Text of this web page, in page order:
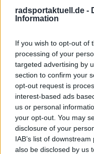
radsportaktuell.de -
Information
If you wish to opt-out of
processing of your
targeted advertising by
section to confirm your
opt-out request is
interest-based ads
us or personal
your opt-out. You may
disclosure of your
IAB’s list of
also be disclosed by us
Besucher 0
"Um Pogacar zu
schlagen, muss
stimmen" - Thijs
Zonneveld
kommentiert das
Fehlen
niederländischer
Fahrer in Vismas
geplantem Tour-
France-Aufgebot
2025